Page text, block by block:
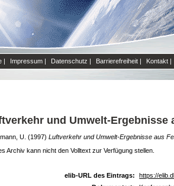
| Impressum | Datenschutz | Barrierefreiheit | Kontakt |
und Umwelt-Ergebnisse
U. (1997) Luftverkehr und Umwelt-Ergebnisse aus
Archiv kann nicht den Volltext zur Verfügung stellen.
elib-URL des Eintrags:
https://